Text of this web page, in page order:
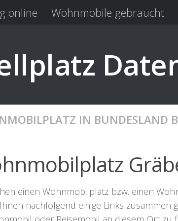
online Wohnmobile gebraucht
IN BUNDESLAND
einen Wohnmobilplatz bzw. einen
nachfolgend einige Links